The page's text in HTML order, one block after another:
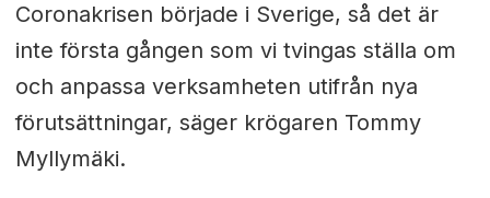
Coronakrisen började i Sverige, så det är
inte första gången som vi tvingas ställa om
och anpassa verksamheten utifrån nya
förutsättningar, säger krögaren Tommy
Myllymäki.